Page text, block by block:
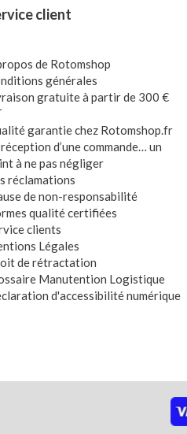
client
de Rotomshop
générales
gratuite à partir de 300 €
garantie chez Rotomshop.fr
d’une commande… un
à ne pas négliger
réclamations
de non-responsabilité
qualité certifiées
clients
Légales
de rétractation
Manutention Logistique
d'accessibilité numérique